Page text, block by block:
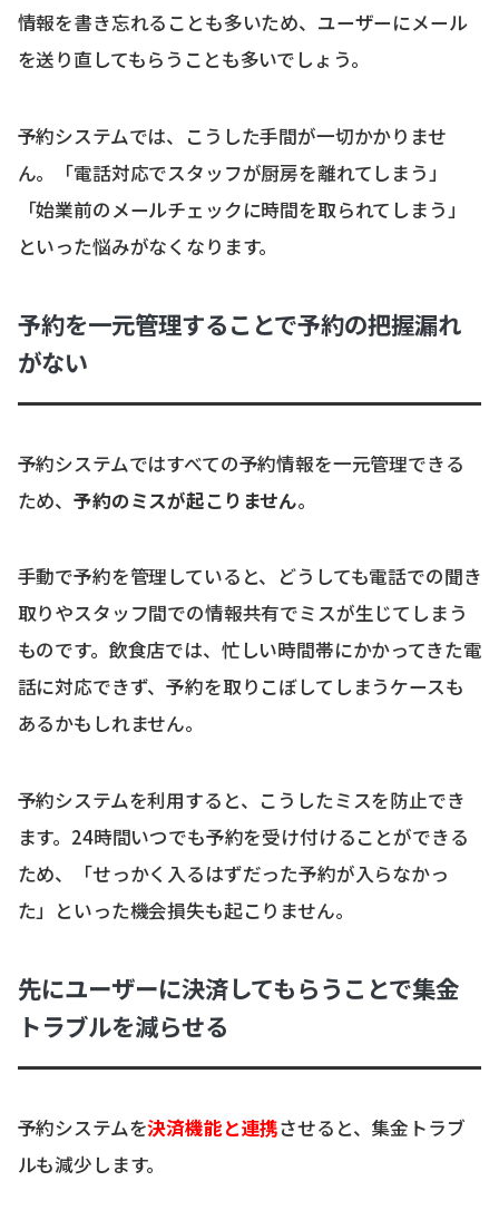
情報を書き忘れることも多いため、ユーザーにメール
を送り直してもらうことも多いでしょう。
予約システムでは、こうした手間が一切かかりませ
ん。「電話対応でスタッフが厨房を離れてしまう」
「始業前のメールチェックに時間を取られてしまう」
といった悩みがなくなります。
予約を一元管理することで予約の把握漏れ
がない
予約システムではすべての予約情報を一元管理できる
ため、予約のミスが起こりません。
手動で予約を管理していると、どうしても電話での聞き
取りやスタッフ間での情報共有でミスが生じてしまう
ものです。飲食店では、忙しい時間帯にかかってきた電
話に対応できず、予約を取りこぼしてしまうケースも
あるかもしれません。
予約システムを利用すると、こうしたミスを防止でき
ます。24時間いつでも予約を受け付けることができる
ため、「せっかく入るはずだった予約が入らなかっ
た」といった機会損失も起こりません。
先にユーザーに決済してもらうことで集金
トラブルを減らせる
予約システムを決済機能と連携させると、集金トラブ
ルも減少します。